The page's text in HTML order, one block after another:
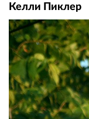
Келли Пиклер